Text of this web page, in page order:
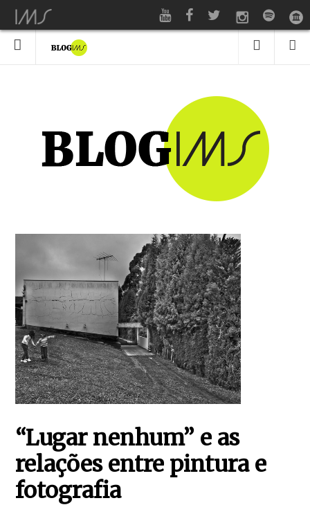
“Lugar nenhum” e as
relações entre pintura e
fotografia